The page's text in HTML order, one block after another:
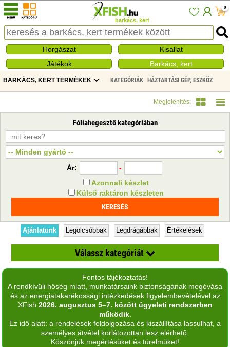
barkács, kert
0
Horgászat
Kisállat
Játékok
Barkács, kert
KATEGÓRIÁK HÁZTARTÁSI GÉP, ESZKÖZ
Megjelenítés:
Fóliahegesztő kategóriában
Ár:
-
Azonnali készlet
Külső raktáron készleten
Ajánlatunk Legolcsóbbak Legdrágábbak Értékelések
Válassz kategóriát
Aprító
Aszaló
Befőző automata
Dagasztógép
Fontos tájékoztatás!
A rendkívüli hőség miatt, munkatársaink biztonságának megóvása
és az energiatakarékossági intézkedések figyelembevételével az
XFish 2026. augusztus 5–7. között ügyeleti rendszerben
működik.
Ez idő alatt: a rendelések feldolgozása és kiszállítása lassulhat, a
személyes átvétel korlátozottan lesz elérhető.
Köszönjük megértésüket és türelmüket!